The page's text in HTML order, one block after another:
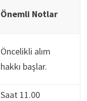
Önemli Notlar
Öncelikli alım
hakkı başlar.
Saat 11.00